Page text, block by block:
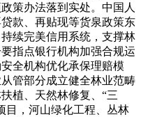
策办法落到实处。中国人
款、再贴现等货泉政策东
续完美信用系统，支撑林
指点银行机构加强合规运
全机构优化承保理赔模
管部分成立健全林业范畴
植、天然林修复、“三
目，河山绿化工程、丛林